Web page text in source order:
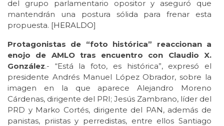
del grupo parlamentario opositor y aseguró que
mantendrán una postura sólida para frenar esta
propuesta. [HERALDO]
Protagonistas de “foto histórica” reaccionan a
enojo de AMLO tras encuentro con Claudio X.
González.- “Está la foto, es histórica”, expresó el
presidente Andrés Manuel López Obrador, sobre la
imagen en la que aparece Alejandro Moreno
Cárdenas, dirigente del PRI; Jesús Zambrano, líder del
PRD y Marko Cortés, dirigente del PAN, además de
panistas, priistas y perredistas, entre ellos Santiago